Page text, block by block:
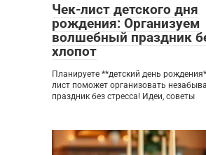
Чек-лист детского дня
рождения: Организуем
волшебный праздник
хлопот
Планируете **детский день
лист поможет организовать
праздник без стресса! Идеи, советы